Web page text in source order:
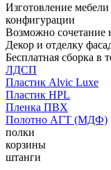
Изготовление
конфигурации
Возможно сочетание
Декор и отделку
Бесплатная сборка в
ЛДСП
Пластик Alvic Luxe
Пластик HPL
Пленка ПВХ
Полотно АГТ (МДФ)
полки
корзины
штанги